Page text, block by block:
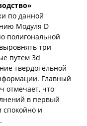
по данной
Модуля D
полигональной
три
путем 3d
твердотельной
Главный
отмечает, что
в первый
спокойно и